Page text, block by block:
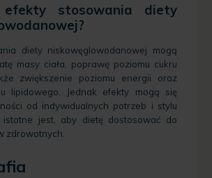
stosowania diety
diety niskowęglowodanowej mogą
masy ciała, poprawę poziomu cukru
zwiększenie poziomu energii oraz
lipidowego. Jednak efekty mogą się
od indywidualnych potrzeb i stylu
istotne jest, aby dietę dostosować do
zdrowotnych.